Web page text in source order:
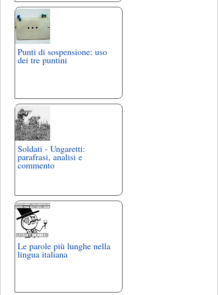
Punti di sospensione: uso
dei tre puntini
Soldati - Ungaretti:
parafrasi, analisi e
commento
Le parole più lunghe nella
lingua italiana